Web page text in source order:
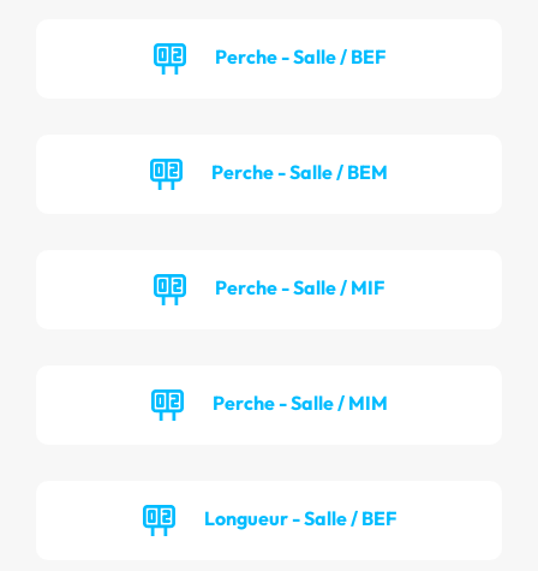
Perche - Salle / BEF
Perche - Salle / BEM
Perche - Salle / MIF
Perche - Salle / MIM
Longueur - Salle / BEF